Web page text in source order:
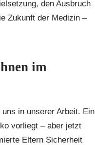
den Ausbruch
Zukunft der Medizin –
im
in unserer Arbeit. Ein
vorliegt – aber jetzt
Eltern Sicherheit